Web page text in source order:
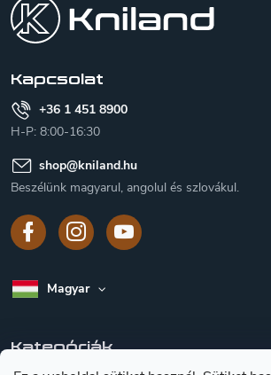
Kapcsolat
+36 1 451 8900
H-P: 8:00-16:30
shop@kniland.hu
Beszélünk magyarul, angolul és szlovákul.
Magyar
Kategóriák